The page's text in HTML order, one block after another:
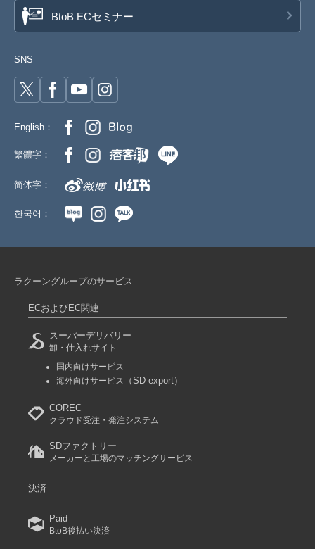
BtoB ECセミナー
SNS
English：
繁體字：
简体字：
한국어：
ラクーングループのサービス
ECおよびEC関連
スーパーデリバリー
卸・仕入れサイト
国内向けサービス
海外向けサービス
（SD export）
COREC
クラウド受注・発注システム
SDファクトリー
メーカーと工場のマッチングサービス
決済
Paid
BtoB後払い決済